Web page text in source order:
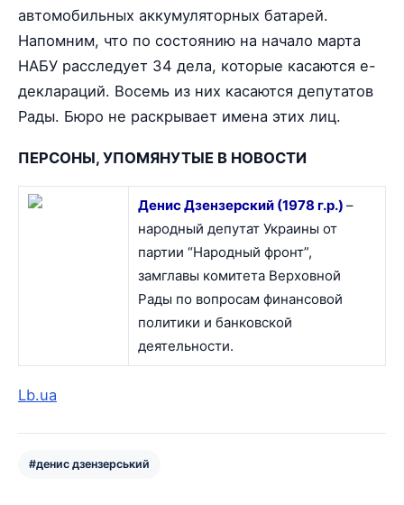
автомобильных аккумуляторных батарей.
Напомним, что по состоянию на начало марта
НАБУ расследует 34 дела, которые касаются е-
деклараций. Восемь из них касаются депутатов
Рады. Бюро не раскрывает имена этих лиц.
ПЕРСОНЫ, УПОМЯНУТЫЕ В НОВОСТИ
Денис Дзензерский (1978 г.р.) –
народный депутат Украины от
партии “Народный фронт”,
замглавы комитета Верховной
Рады по вопросам финансовой
политики и банковской
деятельности.
Lb.ua
#денис дзензерський